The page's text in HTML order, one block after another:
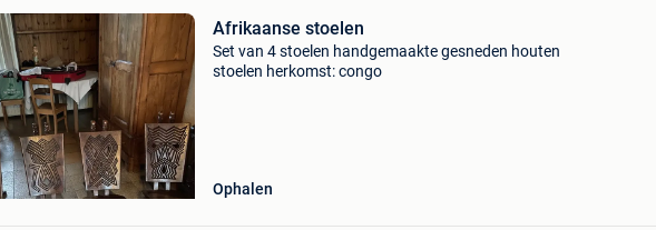
Afrikaanse stoelen
Set van 4 stoelen handgemaakte gesneden houten
stoelen herkomst: congo
Ophalen